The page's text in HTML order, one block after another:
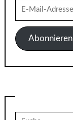
Mail-
AdresseAbonnieren
Suche